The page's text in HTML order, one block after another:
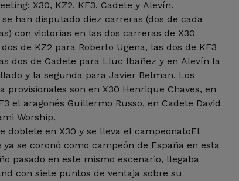
X30, KZ2, KF3, Cadete y Alevín.
han disputado diez carreras (dos de cada
con victorias en las dos carreras de X30
de KZ2 para Roberto Ugena, las dos de KF3
dos de Cadete para Lluc Ibañez y en Alevín la
y la segunda para Javier Belman. Los
provisionales son en X30 Henrique Chaves, en
el aragonés Guillermo Russo, en Cadete David
Worship.
doblete en X30 y se lleva el campeonatoEl
se coronó como campeón de España en esta
pasado en este mismo escenario, llegaba
con siete puntos de ventaja sobre su